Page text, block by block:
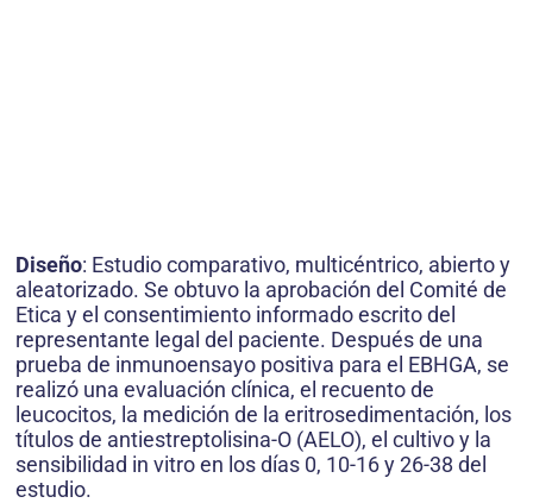
Diseño: Estudio comparativo, multicéntrico, abierto y
aleatorizado. Se obtuvo la aprobación del Comité de
Etica y el consentimiento informado escrito del
representante legal del paciente. Después de una
prueba de inmunoensayo positiva para el EBHGA, se
realizó una evaluación clínica, el recuento de
leucocitos, la medición de la eritrosedimentación, los
títulos de antiestreptolisina-O (AELO), el cultivo y la
sensibilidad in vitro en los días 0, 10-16 y 26-38 del
estudio.